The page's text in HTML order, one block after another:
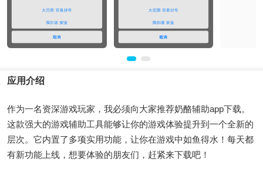
应用介绍
作为一名资深游戏玩家，我必须向大家推荐奶酪辅助app下载。
这款强大的游戏辅助工具能够让你的游戏体验提升到一个全新的
层次。它内置了多项实用功能，让你在游戏中如鱼得水！每天都
有新功能上线，想要体验的朋友们，赶紧来下载吧！